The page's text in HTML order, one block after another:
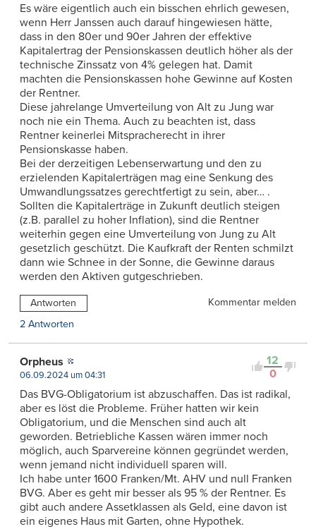
Es wäre eigentlich auch ein bisschen ehrlich gewesen,
wenn Herr Janssen auch darauf hingewiesen hätte,
dass in den 80er und 90er Jahren der effektive
Kapitalertrag der Pensionskassen deutlich höher als der
technische Zinssatz von 4% gelegen hat. Damit
machten die Pensionskassen hohe Gewinne auf Kosten
der Rentner.
Diese jahrelange Umverteilung von Alt zu Jung war
noch nie ein Thema. Auch zu beachten ist, dass
Rentner keinerlei Mitspracherecht in ihrer
Pensionskasse haben.
Bei der derzeitigen Lebenserwartung und den zu
erzielenden Kapitalerträgen mag eine Senkung des
Umwandlungssatzes gerechtfertigt zu sein, aber… .
Sollten die Kapitalerträge in Zukunft deutlich steigen
(z.B. parallel zu hoher Inflation), sind die Rentner
weiterhin gegen eine Umverteilung von Jung zu Alt
gesetzlich geschützt. Die Kaufkraft der Renten schmilzt
dann wie Schnee in der Sonne, die Gewinne daraus
werden den Aktiven gutgeschrieben.
Antworten
Kommentar melden
2 Antworten
12
0
Orpheus
06.09.2024 um 04:31
Das BVG-Obligatorium ist abzuschaffen. Das ist radikal,
aber es löst die Probleme. Früher hatten wir kein
Obligatorium, und die Menschen sind auch alt
geworden. Betriebliche Kassen wären immer noch
möglich, auch Sparvereine können gegründet werden,
wenn jemand nicht individuell sparen will.
Ich habe unter 1600 Franken/Mt. AHV und null Franken
BVG. Aber es geht mir besser als 95 % der Rentner. Es
gibt auch andere Assetklassen als Geld, eine davon ist
ein eigenes Haus mit Garten, ohne Hypothek.